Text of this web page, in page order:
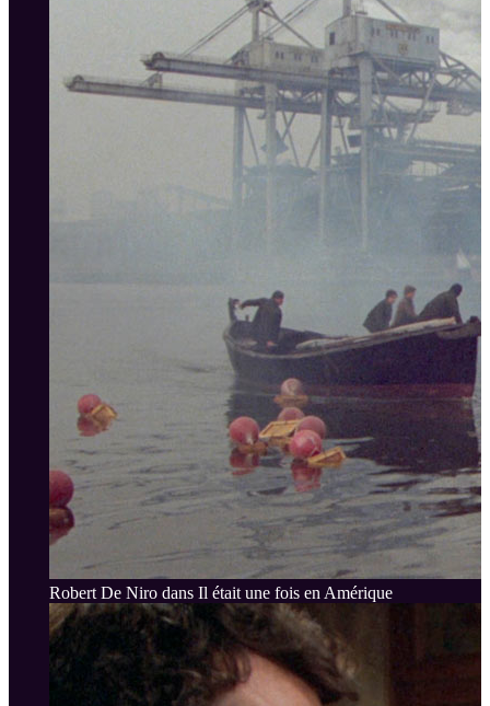
Robert De Niro dans Il était une fois en Amérique